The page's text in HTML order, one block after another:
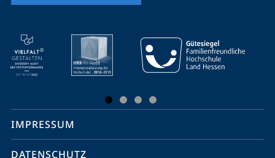
Mobile-
Service-
Navigation
Social
Media
IMPRESSUM
DATENSCHUTZ